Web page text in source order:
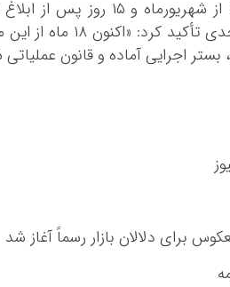
این مهلت از
است. موحدی
بستر اجرایی آماده و قانون
برای دلالان بازار رسماً آغاز شد